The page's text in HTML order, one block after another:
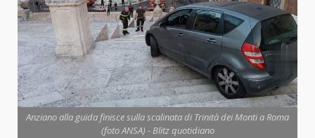
Anziano alla guida finisce sulla scalinata di Trinità dei Monti a Roma
(foto ANSA) - Blitz quotidiano